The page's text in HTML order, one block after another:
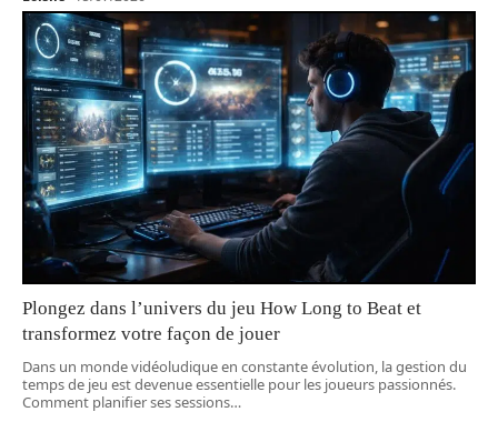
Plongez dans l’univers du jeu How Long to Beat et
transformez votre façon de jouer
Dans un monde vidéoludique en constante évolution, la gestion du
temps de jeu est devenue essentielle pour les joueurs passionnés.
Comment planifier ses sessions…